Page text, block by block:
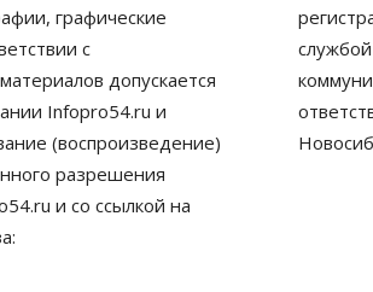
графические
с
допускается
Infopro54.ru и
(воспроизведение)
разрешения
и со ссылкой на